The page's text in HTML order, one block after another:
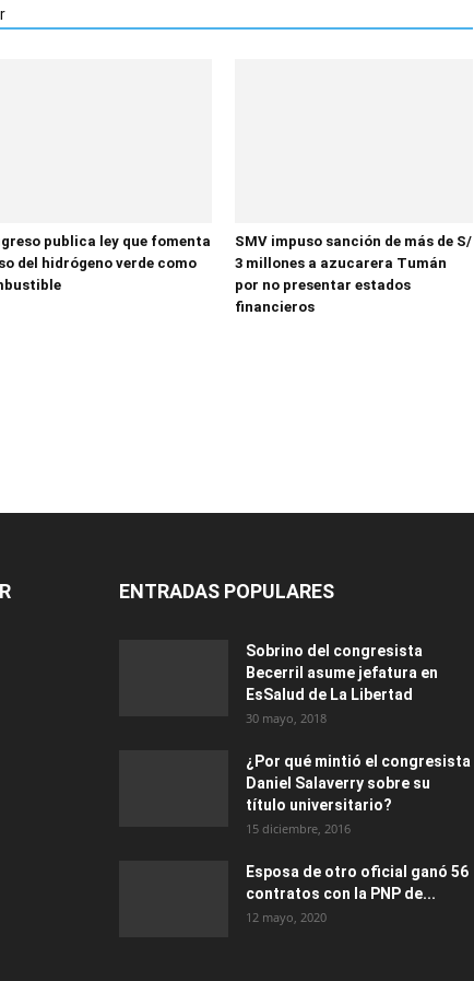
publica ley que fomenta
del hidrógeno verde como
SMV impuso sanción de más de S/
3 millones a azucarera Tumán
por no presentar estados
financieros
ENTRADAS POPULARES
Sobrino del congresista
Becerril asume jefatura en
EsSalud de La Libertad
30 mayo, 2018
¿Por qué mintió el congresista
Daniel Salaverry sobre su
título universitario?
15 diciembre, 2016
Esposa de otro oficial ganó 56
contratos con la PNP de...
12 mayo, 2020